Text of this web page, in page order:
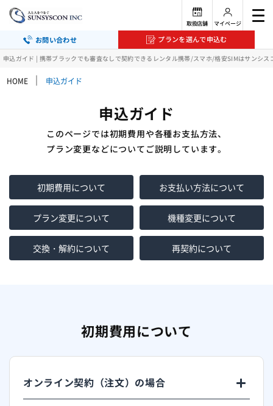
申込ガイド | 携帯ブラックでも審査なしで契約できるレンタル携帯/スマホ/格安SIMはサンシス
お問い合わせ プランを選んで申込む
取扱店舗 マイページ
HOME ｜ 申込ガイド
申込ガイド
このページでは初期費用や各種お支払方法、
プラン変更などについてご説明しています。
初期費用について お支払い方法について
プラン変更について 機種変更について
交換・解約について 再契約について
初期費用について
オンライン契約（注文）の場合